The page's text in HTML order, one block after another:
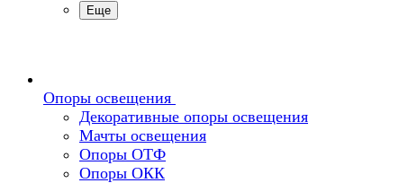
Еще
Опоры освещения
Декоративные опоры освещения
Мачты освещения
Опоры ОТФ
Опоры ОКК